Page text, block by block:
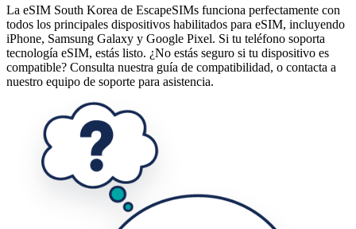
La eSIM South Korea de EscapeSIMs funciona perfectamente con
todos los principales dispositivos habilitados para eSIM, incluyendo
iPhone, Samsung Galaxy y Google Pixel. Si tu teléfono soporta
tecnología eSIM, estás listo. ¿No estás seguro si tu dispositivo es
compatible? Consulta nuestra guía de compatibilidad, o contacta a
nuestro equipo de soporte para asistencia.